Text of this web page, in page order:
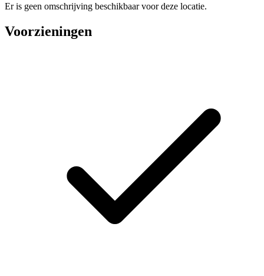
Er is geen omschrijving beschikbaar voor deze locatie.
Voorzieningen